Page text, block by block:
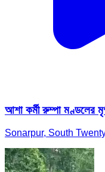
আশা কর্মী রুম্পা মণ্ডলের
Sonarpur, South